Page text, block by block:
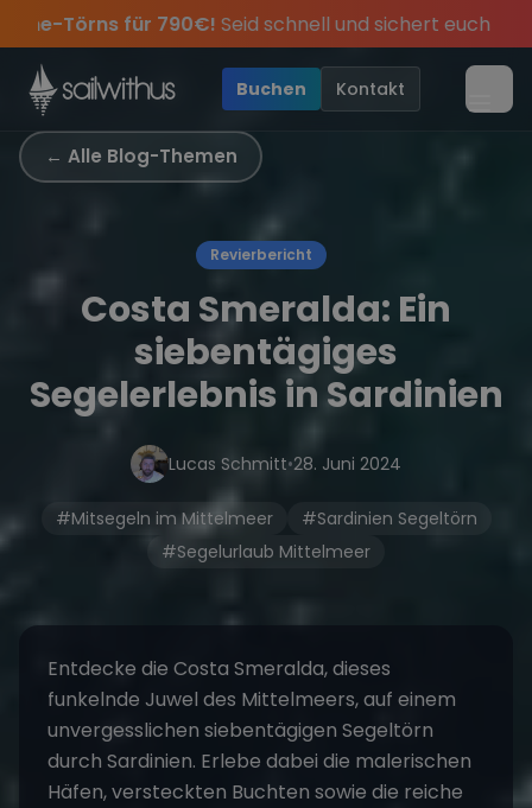
Skip to content
🔥Spätsommer Special:Am 05.09 alle Youngline-
Sichere Dir jetztDein Meilenbuch und Deine
Verpass keineTörn-Updates, Insider-Tippsund
Season Closing Party 2026!Die Saison war legendär –
Buchen Kontakt
← Alle Blog-Themen
Revierbericht
Costa Smeralda: Ein
siebentägiges
Segelerlebnis in Sardinien
Lucas Schmitt•28. Juni 2024
#Mitsegeln im Mittelmeer
#Sardinien Segeltörn
#Segelurlaub Mittelmeer
Entdecke die Costa Smeralda, dieses
funkelnde Juwel des Mittelmeers, auf einem
unvergesslichen siebentägigen Segeltörn
durch Sardinien. Erlebe dabei die malerischen
Häfen, versteckten Buchten sowie die reiche